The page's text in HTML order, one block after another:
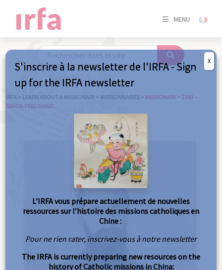
MENU
SE
IRFA > LEARN ABOUT A MISSIONARY > MISSIONNARIES > MISSIONARY > 1383 –
SIMON FERDINAND
S'inscrire à la newsletter de l'IRFA - Sign
up for the IRFA newsletter
L’IRFA vous prépare actuellement de nouvelles
ressources sur l’histoire des missions catholiques en
Chine :
Pour ne rien rater, inscrivez-vous à notre newsletter
The IRFA is currently preparing new resources on the
history of Catholic missions in China:
X